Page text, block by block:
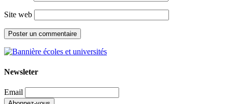
Site web
Newsleter
Email